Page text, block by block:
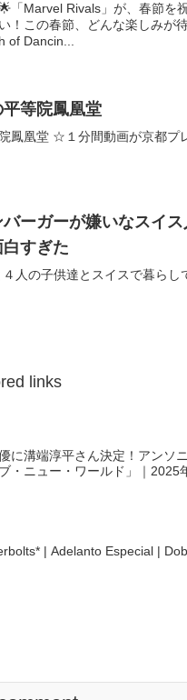
「Marvel Rivals」が、春節を
！この春節、どんな楽しみが
of Dancin...
等院鳳凰堂
鳳凰堂 ☆１分間動画が京都
ーガーが嫌いなスイ
すぎた
人の子供達とスイスで暮らし
links
に溝端淳平さん決定！アンソ
・ニュー・ワールド」｜
| Adelanto Especial |